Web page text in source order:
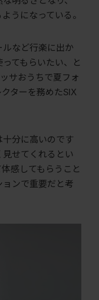
うになっている。
ルなど行楽に出か
てもらいたい、と
サおうちで夏フォ
ターを務めたSIX
十分に高いのです
せてくれるとい
感してもらうこと
ンで重要だと考